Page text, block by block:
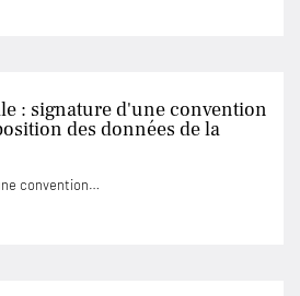
: signature d'une convention
des données de la
convention…